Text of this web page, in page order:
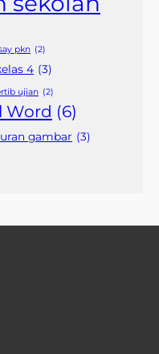
pkn (2)
4 (3)
ujian (2)
Word (6)
gambar (3)